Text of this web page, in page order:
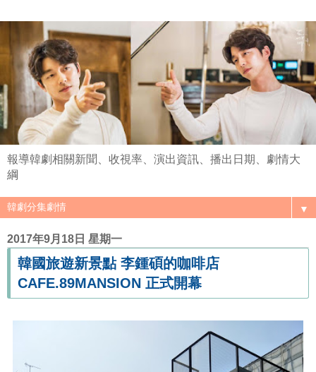
報導韓劇相關新聞、收視率、演出資訊、播出日期、劇情大
綱
▼
2017年9月18日 星期一
韓國旅遊新景點 李鍾碩的咖啡店
CAFE.89MANSION 正式開幕